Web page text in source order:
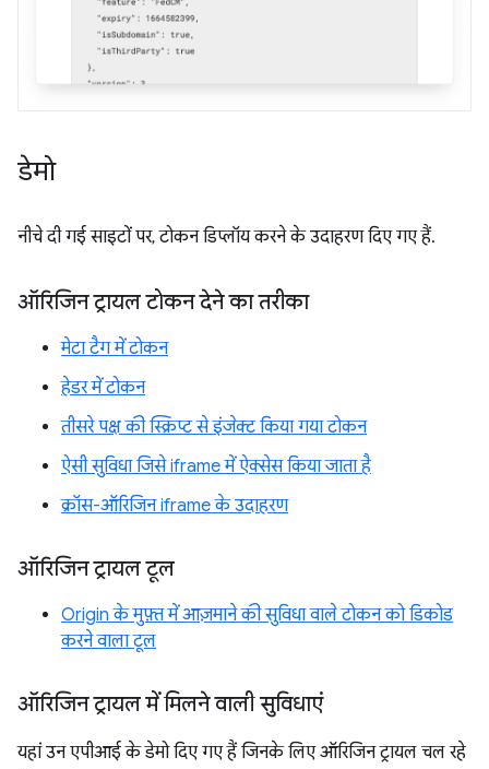
डेमो
नीचे दी गई साइटों पर, टोकन डिप्लॉय करने के उदाहरण दिए गए हैं.
ऑरिजिन ट्रायल टोकन देने का तरीका
मेटा टैग में टोकन
हेडर में टोकन
तीसरे पक्ष की स्क्रिप्ट से इंजेक्ट किया गया टोकन
ऐसी सुविधा जिसे iframe में ऐक्सेस किया जाता है
क्रॉस-ऑरिजिन iframe के उदाहरण
ऑरिजिन ट्रायल टूल
Origin के मुफ़्त में आज़माने की सुविधा वाले टोकन को डिकोड
करने वाला टूल
ऑरिजिन ट्रायल में मिलने वाली सुविधाएं
यहां उन एपीआई के डेमो दिए गए हैं जिनके लिए ऑरिजिन ट्रायल चल रहे